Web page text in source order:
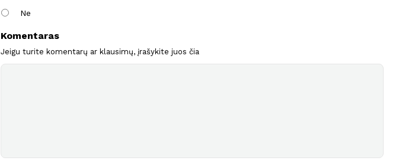
Ne
Komentaras
Jeigu turite komentarų ar klausimų, įrašykite juos čia